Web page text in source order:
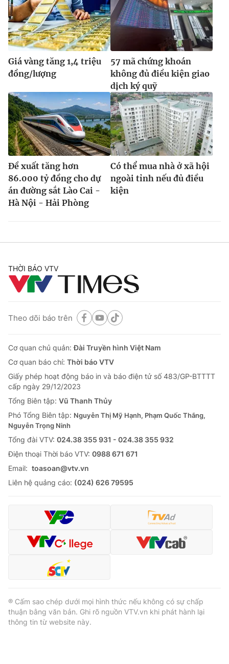
Giá vàng tăng 1,4 triệu
đồng/lượng
57 mã chứng khoán
không đủ điều kiện giao
dịch ký quỹ
Đề xuất tăng hơn
86.000 tỷ đồng cho dự
án đường sắt Lào Cai -
Hà Nội - Hải Phòng
Có thể mua nhà ở xã hội
ngoài tỉnh nếu đủ điều
kiện
THỜI BÁO VTV
Theo dõi báo trên
Cơ quan chủ quản:Đài Truyền hình Việt Nam
Cơ quan báo chí: Thời báo VTV
Giấy phép hoạt động báo in và báo điện tử số 483/GP-BTTTT
cấp ngày 29/12/2023
Tổng Biên tập: Vũ Thanh Thủy
Phó Tổng Biên tập: Nguyễn Thị Mỹ Hạnh, Phạm Quốc Thắng,
Nguyễn Trọng Ninh
Tổng đài VTV: 024.38 355 931 - 024.38 355 932
Ðiện thoại Thời báo VTV: 0988 671 671
Email: toasoan@vtv.vn
Liên hệ quảng cáo: (024) 626 79595
® Cấm sao chép dưới mọi hình thức nếu không có sự chấp
thuận bằng văn bản. Ghi rõ nguồn VTV.vn khi phát hành lại
thông tin từ website này.